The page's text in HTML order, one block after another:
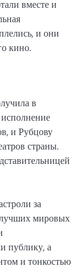
вместе и
и они
кино.
в
исполнение
и Рубцову
страны.
за
лучших мировых
публику, а
и тонкостью